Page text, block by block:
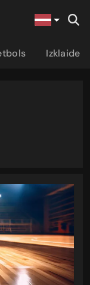
Izklaide